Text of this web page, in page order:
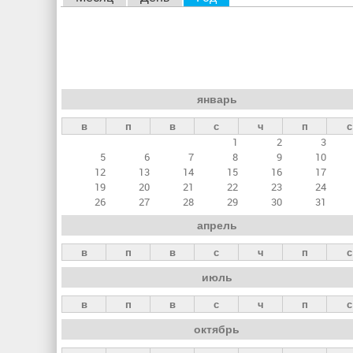
н
ы
е
а
д
к
и
январь
в п в с ч п
с
1
2
3
5
6 7 8 9
10
12
13 14 15 16
17
19
20 21 22 23
24
26
27 28 29 30 31
апрель
в п в с ч п с
июль
в п в с ч п с
октябрь